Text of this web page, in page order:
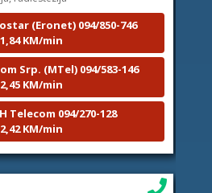
(Eronet) 094/850-746
1,84 KM/min
Srp. (MTel) 094/583-146
2,45 KM/min
Telecom 094/270-128
2,42 KM/min